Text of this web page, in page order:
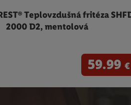
Teplovzdušná fritéza
2000 D2, mentolová
59.99 €